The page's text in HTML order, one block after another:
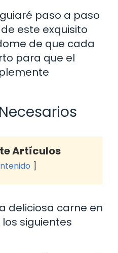
paso a paso
este exquisito
de que cada
para que el
Artículos
deliciosa carne en
siguientes